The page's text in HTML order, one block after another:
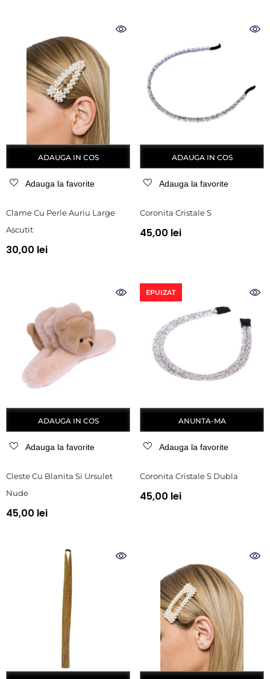
ADAUGA IN COS
Adauga la favorite
Clame Cu Perle Auriu Large
Ascutit
30,00 lei
ADAUGA IN COS
Adauga la favorite
Coronita Cristale S
45,00 lei
ADAUGA IN COS
Adauga la favorite
Cleste Cu Blanita Si Ursulet
Nude
45,00 lei
EPUIZAT
ANUNTA-MA
Adauga la favorite
Coronita Cristale S Dubla
45,00 lei